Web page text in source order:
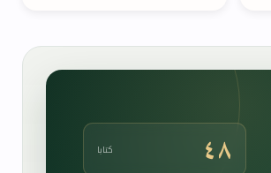
٤٨ كتابا